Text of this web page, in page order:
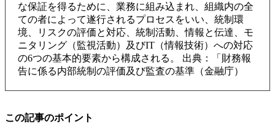
な保証を得るために、業務に組み込まれ、組織内の全
ての者によって遂行されるプロセスをいい、統制環
境、リスクの評価と対応、統制活動、情報と伝達、モ
ニタリング（監視活動）及びIT（情報技術）への対応
の6つの基本的要素から構成される。 出典：「財務報
告に係る内部統制の評価及び監査の基準（金融庁）
この記事のポイント